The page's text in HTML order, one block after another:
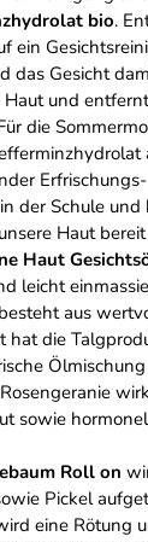
bio.
ein
das Gesicht
und
die
der Schule und
Haut
Haut
leicht
aus
hat die
sowie
Roll on
Pickel
eine Rötung